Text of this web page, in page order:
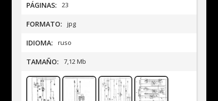
PÁGINAS: 23
FORMATO: jpg
IDIOMA: ruso
TAMAÑO: 7,12 Mb